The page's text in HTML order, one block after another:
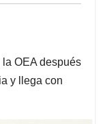
OEA después
y llega con